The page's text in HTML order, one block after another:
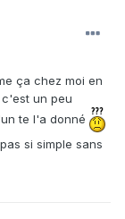
ça chez moi en
un peu
te l'a donné
si simple sans